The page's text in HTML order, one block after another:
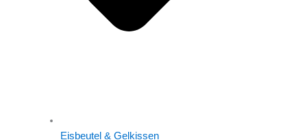
Eisbeutel & Gelkissen